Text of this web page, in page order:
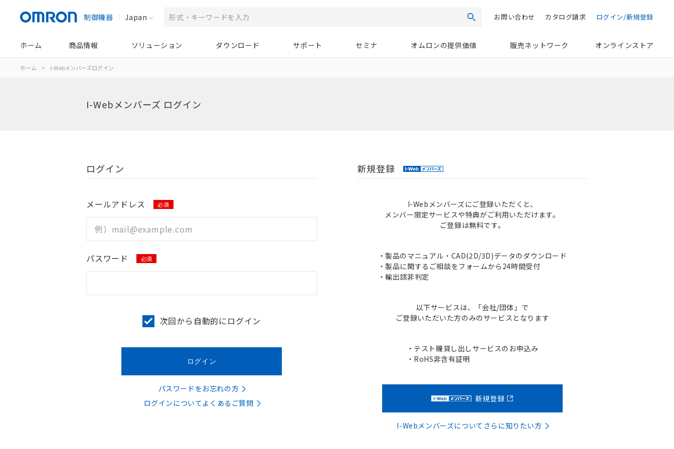
制御機器 Japan 検索 ログイン/新規登録
カタログ請求
お問い合わせ
ホーム 商品情報 ソリューション ダウンロード サポート セミナ オムロンの提供価値 販売ネットワーク オンラインストア
ホーム > I-Webメンバーズログイン
I-Webメンバーズ ログイン
ログイン
メールアドレス 必須
パスワード 必須
次回から自動的にログイン
パスワードをお忘れの方
ログインについてよくあるご質問
新規登録
I-Webメンバーズにご登録いただくと、
メンバー限定サービスや特典がご利用いただけます。
ご登録は無料です。
・製品のマニュアル・CAD(2D/3D)データのダウンロード
・製品に関するご相談をフォームから24時間受付
・輸出該非判定
以下サービスは、「会社/団体」で
ご登録いただいた方のみのサービスとなります
・テスト機貸し出しサービスのお申込み
・RoHS非含有証明
新規登録
I-Webメンバーズについてさらに知りたい方